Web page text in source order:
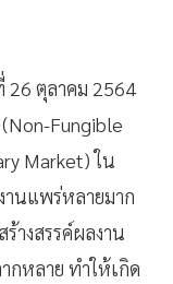
26 ตุลาคม 2564
Fungible
Market) ใน
นแพร่หลายมาก
างสรรค์ผลงาน
กหลาย ทำให้เกิด